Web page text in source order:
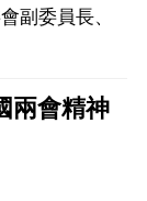
副委員長、
兩會精神